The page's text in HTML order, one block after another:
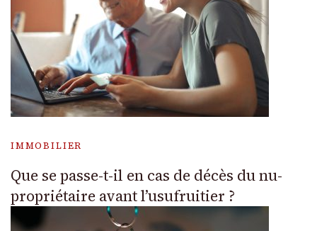
IMMOBILIER
Que se passe-t-il en cas de décès du nu-
propriétaire avant l’usufruitier ?